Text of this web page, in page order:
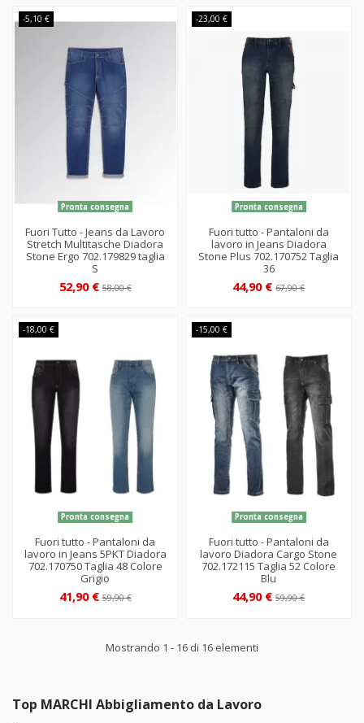
-5,10 €
Pronta consegna
Fuori Tutto - Jeans da Lavoro
Stretch Multitasche Diadora
Stone Ergo 702.179829 taglia
S
52,90 €58,00 €
-23,00 €
Pronta consegna
Fuori tutto - Pantaloni da
lavoro in Jeans Diadora
Stone Plus 702.170752 Taglia
36
44,90 €67,90 €
-18,00 €
Pronta consegna
Fuori tutto - Pantaloni da
lavoro in Jeans 5PKT Diadora
702.170750 Taglia 48 Colore
Grigio
41,90 €59,90 €
-15,00 €
Pronta consegna
Fuori tutto - Pantaloni da
lavoro Diadora Cargo Stone
702.172115 Taglia 52 Colore
Blu
44,90 €59,90 €
Mostrando 1 - 16 di 16 elementi
Top MARCHI Abbigliamento da Lavoro